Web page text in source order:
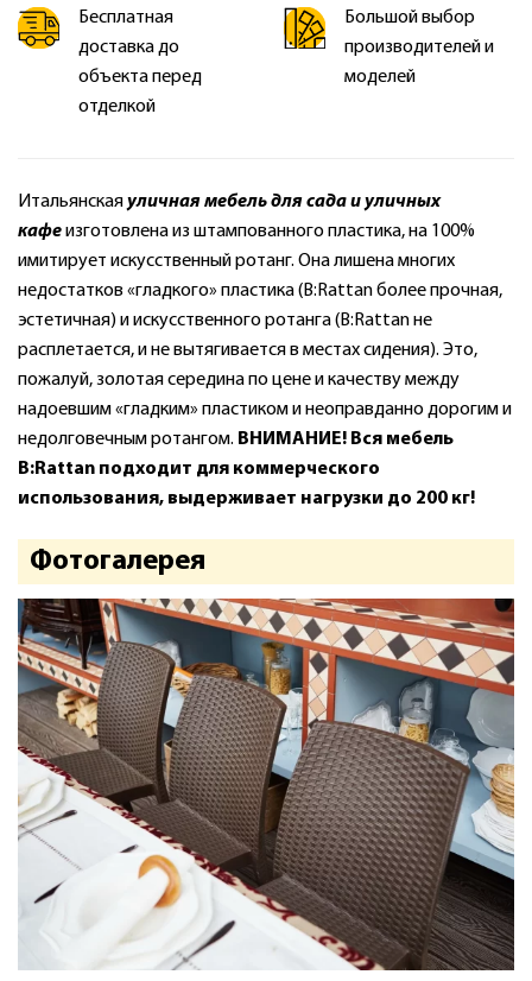
Бесплатная
доставка до
объекта перед
отделкой
Большой выбор
производителей и
моделей
Итальянскаяуличная мебель для сада и уличных
кафеизготовлена из штампованного пластика, на 100%
имитирует искусственный ротанг. Она лишена многих
недостатков «гладкого» пластика (B:Rattan более прочная,
эстетичная) и искусственного ротанга (B:Rattan не
расплетается, и не вытягивается в местах сидения). Это,
пожалуй, золотая середина по цене и качеству между
надоевшим «гладким» пластиком и неоправданно дорогим и
недолговечным ротангом. ВНИМАНИЕ! Вся мебель
B:Rattan подходит для коммерческого
использования, выдерживает нагрузки до 200 кг!
Фотогалерея